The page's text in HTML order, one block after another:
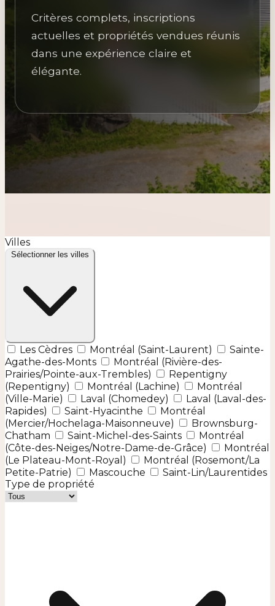
Critères complets, inscriptions
actuelles et propriétés vendues réunis
dans une expérience claire et
élégante.
Villes
Sélectionner les villes
Les Cèdres Montréal (Saint-Laurent)
Sainte-
Agathe-des-Monts
Montréal (Rivière-des-
Prairies/Pointe-aux-Trembles)
Repentigny
(Repentigny)
Montréal (Lachine)
Montréal
(Ville-Marie)
Laval (Chomedey)
Laval (Laval-des-
Rapides)
Saint-Hyacinthe
Montréal
(Mercier/Hochelaga-Maisonneuve)
Brownsburg-
Chatham
Saint-Michel-des-Saints
Montréal
(Côte-des-Neiges/Notre-Dame-de-Grâce)
Montréal
(Le Plateau-Mont-Royal)
Montréal (Rosemont/La
Petite-Patrie)
Mascouche
Saint-Lin/Laurentides
Type de propriété